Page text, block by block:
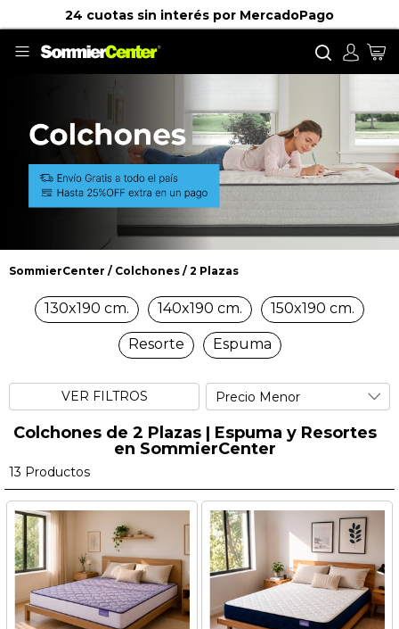
Llamanos: 0800-220-0010 o chateá por
Buscar
SommierCenter Colchones 2 Plazas
2 Plazas
130x190 cm. 140x190 cm. 150x190 cm.
Resorte Espuma
VER FILTROS
Colchones de 2 Plazas | Espuma y Resortes
en SommierCenter
13 Productos